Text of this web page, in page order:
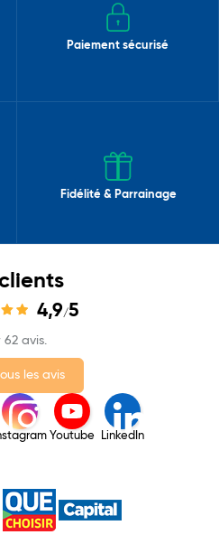
Paiement sécurisé
Fidélité & Parrainage
4,9/5
62 avis.
les avis
Youtube LinkedIn